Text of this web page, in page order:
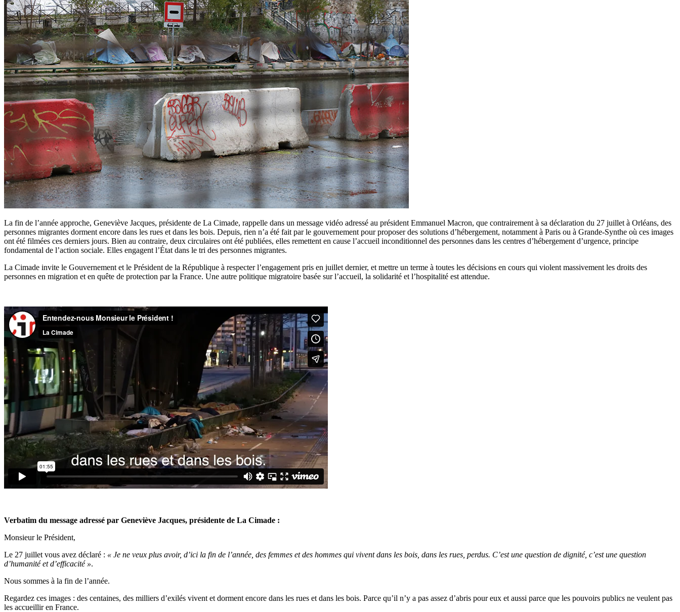
La fin de l’année approche, Geneviève Jacques, présidente de La Cimade, rappelle dans un message vidéo adressé au président Emmanuel Macron, que contrairement à sa déclaration du 27 juillet à Orléans, des
personnes migrantes dorment encore dans les rues et dans les bois. Depuis, rien n’a été fait par le gouvernement pour proposer des solutions d’hébergement, notamment à Paris ou à Grande-Synthe où ces images
ont été filmées ces derniers jours. Bien au contraire, deux circulaires ont été publiées, elles remettent en cause l’accueil inconditionnel des personnes dans les centres d’hébergement d’urgence, principe
fondamental de l’action sociale. Elles engagent l’État dans le tri des personnes migrantes.
La Cimade invite le Gouvernement et le Président de la République à respecter l’engagement pris en juillet dernier, et mettre un terme à toutes les décisions en cours qui violent massivement les droits des
personnes en migration et en quête de protection par la France. Une autre politique migratoire basée sur l’accueil, la solidarité et l’hospitalité est attendue.
Verbatim du message adressé par Geneviève Jacques, présidente de La Cimade :
Monsieur le Président,
Le 27 juillet vous avez déclaré : « Je ne veux plus avoir, d’ici la fin de l’année, des femmes et des hommes qui vivent dans les bois, dans les rues, perdus. C’est une question de dignité, c’est une question
d’humanité et d’efficacité ».
Nous sommes à la fin de l’année.
Regardez ces images : des centaines, des milliers d’exilés vivent et dorment encore dans les rues et dans les bois. Parce qu’il n’y a pas assez d’abris pour eux et aussi parce que les pouvoirs publics ne veulent pas
les accueillir en France.